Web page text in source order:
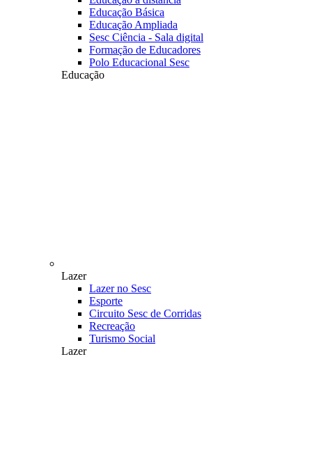
Educação Básica
Educação Ampliada
Sesc Ciência - Sala digital
Formação de Educadores
Polo Educacional Sesc
Educação
Lazer
Lazer no Sesc
Esporte
Circuito Sesc de Corridas
Recreação
Turismo Social
Lazer